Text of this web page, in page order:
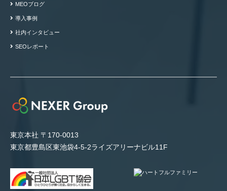
東京本社 〒170-0013
東京都豊島区東池袋4-5-2ライズアリーナビル11F
MEOブログ
導入事例
社内インタビュー
SEOレポート